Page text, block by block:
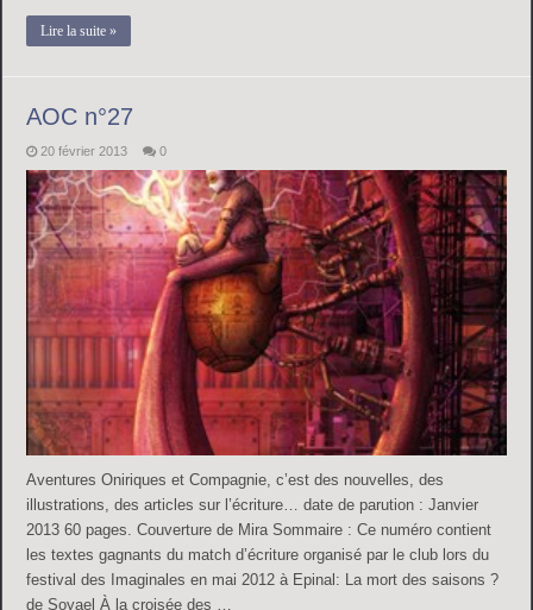
Lire la suite »
AOC n°27
20 février 2013 0
Aventures Oniriques et Compagnie, c’est des nouvelles, des
illustrations, des articles sur l’écriture… date de parution : Janvier
2013 60 pages. Couverture de Mira Sommaire : Ce numéro contient
les textes gagnants du match d’écriture organisé par le club lors du
festival des Imaginales en mai 2012 à Epinal: La mort des saisons ?
de Soyael À la croisée des …